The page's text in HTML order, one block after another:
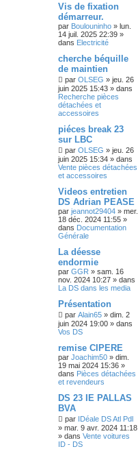
Vis de fixation
démarreur.
par Boulouninho » lun.
14 juil. 2025 22:39 »
dans Electricité
cherche béquille
de maintien
par OLSEG » jeu. 26
juin 2025 15:43 » dans
Recherche pièces
détachées et
accessoires
piéces break 23
sur LBC
par OLSEG » jeu. 26
juin 2025 15:34 » dans
Vente pièces détachées
et accessoires
Videos entretien
DS Adrian PEASE
par jeannot29404 » mer.
18 déc. 2024 11:55 »
dans Documentation
Générale
La déesse
endormie
par GGR » sam. 16
nov. 2024 10:27 » dans
La DS dans les media
Présentation
par Alain65 » dim. 2
juin 2024 19:00 » dans
Vos DS
remise CIPERE
par Joachim50 » dim.
19 mai 2024 15:36 »
dans Pièces détachées
et revendeurs
DS 23 IE PALLAS
BVA
par IDéale DS Atl Pdl
» mar. 9 avr. 2024 11:18
» dans Vente voitures
ID - DS